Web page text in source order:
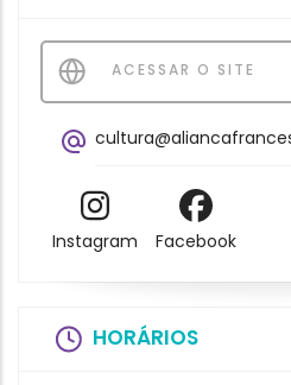
ACESSAR O SITE
Instagram Facebook
HORÁRIOS